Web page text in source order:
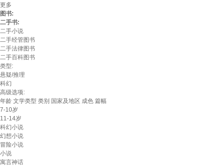
更多
图书:
二手书:
二手小说
二手经管图书
二手法律图书
二手百科图书
类型:
悬疑/推理
科幻
高级选项:
年龄 文学类型 类别 国家及地区 成色 篇幅
7-10岁
11-14岁
科幻小说
幻想小说
冒险小说
小说
寓言神话